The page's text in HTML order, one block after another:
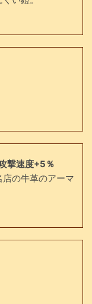
撃速度+5％
の牛革のアーマ